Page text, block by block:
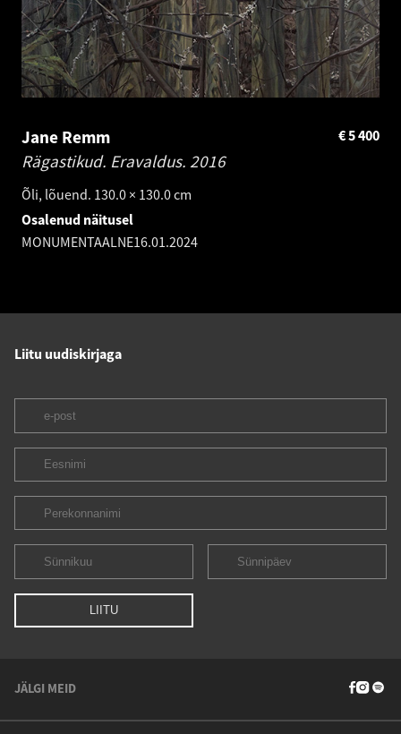
Jane Remm
Rägastikud. Eravaldus. 2016
Õli, lõuend. 130.0 × 130.0 cm
5 400
€
Osalenud näitusel
MONUMENTAALNE16.01.2024
Liitu uudiskirjaga
JÄLGI MEID